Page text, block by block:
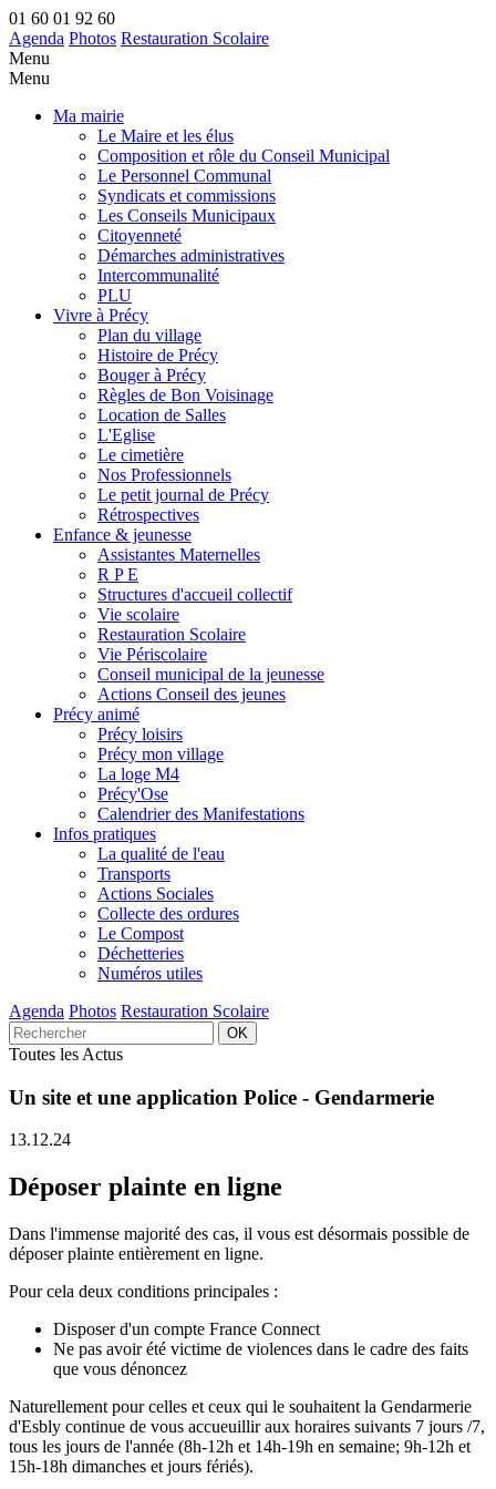
01 60 01 92 60
Agenda Photos Restauration Scolaire
Menu
Menu
Ma mairie
Le Maire et les élus
Composition et rôle du Conseil Municipal
Le Personnel Communal
Syndicats et commissions
Les Conseils Municipaux
Citoyenneté
Démarches administratives
Intercommunalité
PLU
Vivre à Précy
Plan du village
Histoire de Précy
Bouger à Précy
Règles de Bon Voisinage
Location de Salles
L'Eglise
Le cimetière
Nos Professionnels
Le petit journal de Précy
Rétrospectives
Enfance & jeunesse
Assistantes Maternelles
R P E
Structures d'accueil collectif
Vie scolaire
Restauration Scolaire
Vie Périscolaire
Conseil municipal de la jeunesse
Actions Conseil des jeunes
Précy animé
Précy loisirs
Précy mon village
La loge M4
Précy'Ose
Calendrier des Manifestations
Infos pratiques
La qualité de l'eau
Transports
Actions Sociales
Collecte des ordures
Le Compost
Déchetteries
Numéros utiles
Agenda Photos Restauration Scolaire
Toutes les Actus
Un site et une application Police - Gendarmerie
13.12.24
Déposer plainte en ligne
Dans l'immense majorité des cas, il vous est désormais possible de
déposer plainte entièrement en ligne.
Pour cela deux conditions principales :
Disposer d'un compte France Connect
Ne pas avoir été victime de violences dans le cadre des faits
que vous dénoncez
Naturellement pour celles et ceux qui le souhaitent la Gendarmerie
d'Esbly continue de vous accueuillir aux horaires suivants 7 jours /7,
tous les jours de l'année (8h-12h et 14h-19h en semaine; 9h-12h et
15h-18h dimanches et jours fériés).